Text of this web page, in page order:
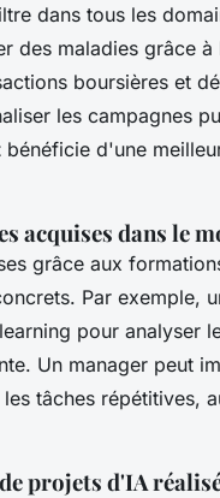
dans tous les
des maladies grâce
boursières et
les campagnes
bénéficie d'une
acquises dans le
grâce aux
Par exemple,
pour analyser
Un manager peut
tâches répétitives,
projets d'IA